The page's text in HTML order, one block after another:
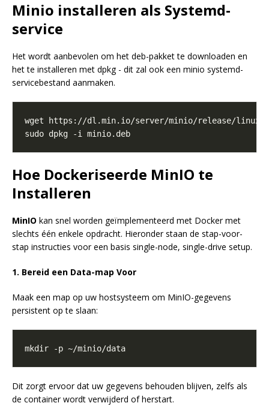
Minio installeren als Systemd-
service
Het wordt aanbevolen om het deb-pakket te downloaden en
het te installeren met dpkg - dit zal ook een minio systemd-
servicebestand aanmaken.
Hoe Dockeriseerde MinIO te
Installeren
MinIO kan snel worden geïmplementeerd met Docker met
slechts één enkele opdracht. Hieronder staan de stap-voor-
stap instructies voor een basis single-node, single-drive setup.
1. Bereid een Data-map Voor
Maak een map op uw hostsysteem om MinIO-gegevens
persistent op te slaan:
Dit zorgt ervoor dat uw gegevens behouden blijven, zelfs als
de container wordt verwijderd of herstart.